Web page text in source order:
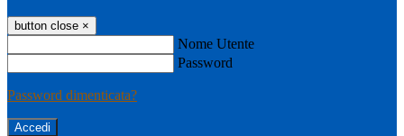
button close ×
Nome Utente
Password
Password dimenticata?